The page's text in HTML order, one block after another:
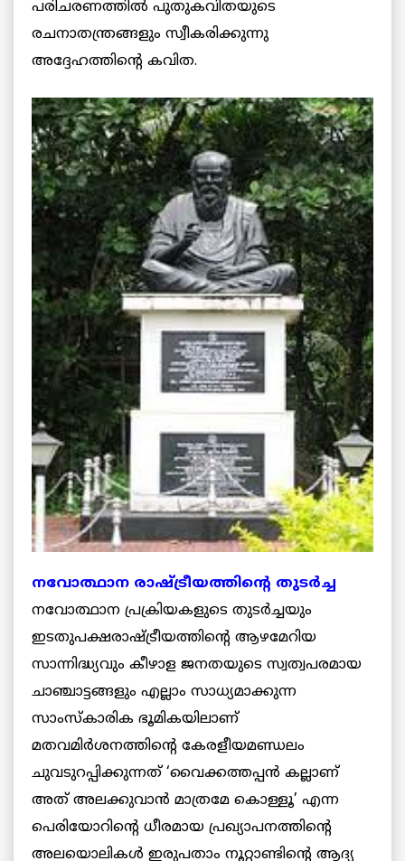
പരിചരണത്തില്‍ പുതുകവിതയുടെ
രചനാതന്ത്രങ്ങളും സ്വീകരിക്കുന്നു
അദ്ദേഹത്തിന്റെ കവിത.
നവോത്ഥാന രാഷ്ട്രീയത്തിന്റെ തുടര്‍ച്ച
നവോത്ഥാന പ്രക്രിയകളുടെ തുടര്‍ച്ചയും
ഇടതുപക്ഷരാഷ്ട്രീയത്തിന്റെ ആഴമേറിയ
സാന്നിദ്ധ്യവും കീഴാള ജനതയുടെ സ്വത്വപരമായ
ചാഞ്ചാട്ടങ്ങളും എല്ലാം സാധ്യമാക്കുന്ന
സാംസ്കാരിക ഭൂമികയിലാണ്
മതവമിര്‍ശനത്തിന്റെ കേരളീയമണ്ഡലം
ചുവടുറപ്പിക്കുന്നത് ‘വൈക്കത്തപ്പന്‍ കല്ലാണ്
അത് അലക്കുവാന്‍ മാത്രമേ കൊള്ളൂ’ എന്ന
പെരിയോറിന്റെ ധീരമായ പ്രഖ്യാപനത്തിന്റെ
അലയൊലികള്‍ ഇരുപതാം നൂറ്റാണ്ടിന്റെ ആദ്യ